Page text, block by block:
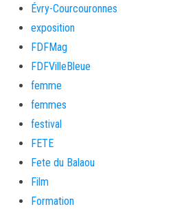
Évry-Courcouronnes
exposition
FDFMag
FDFVilleBleue
femme
femmes
festival
FETE
Fete du Balaou
Film
Formation